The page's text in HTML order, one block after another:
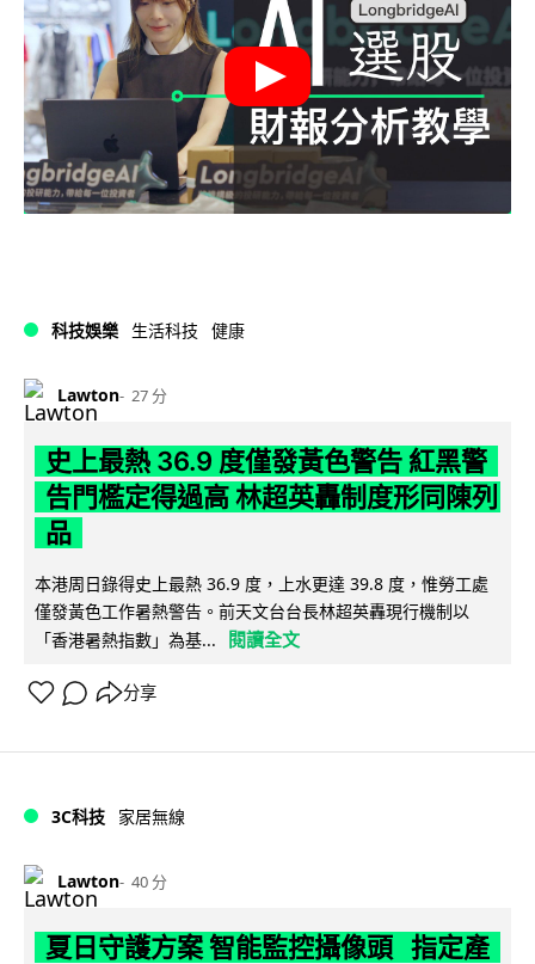
科技娛樂 生活科技 健康
Lawton 27 分
史上最熱 36.9 度僅發黃色警告 紅黑警
告門檻定得過高 林超英轟制度形同陳列
品
本港周日錄得史上最熱 36.9 度，上水更達 39.8 度，惟勞工處
僅發黃色工作暑熱警告。前天文台台長林超英轟現行機制以
「香港暑熱指數」為基...
閱讀全文
分享
3C科技 家居無線
Lawton 40 分
夏日守護方案 智能監控攝像頭 指定產